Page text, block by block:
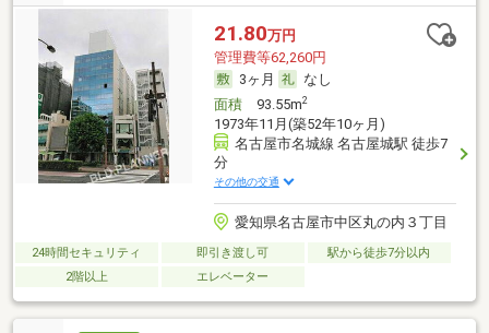
21.80万円
管理費等62,260円
3ヶ月
なし
面積93.55m2
1973年11月(築52年10ヶ月)
名古屋市名城線 名古屋城駅 徒歩7
分
その他の交通
愛知県名古屋市中区丸の内３丁目
24時間セキュリティ 即引き渡し可
駅から徒歩7分以内
2階以上
エレベーター